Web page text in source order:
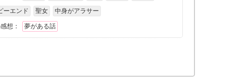
ーエンド 聖女 中身がアラサー
想： 夢がある話